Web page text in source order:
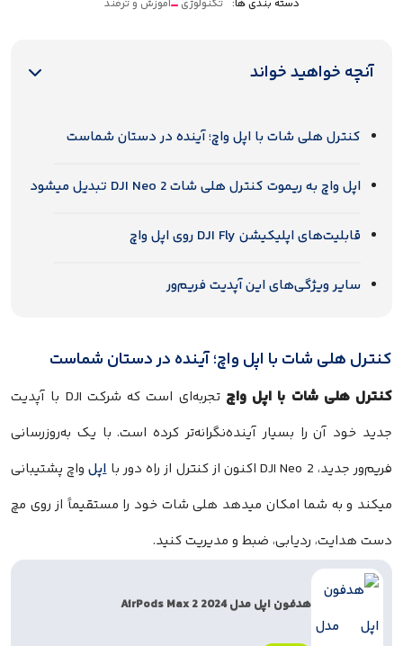
دسته بندی ها: تکنولوژی آموزش و ترفند
آنچه خواهید خواند
کنترل هلی شات با اپل واچ؛ آینده در دستان شماست
اپل واچ به ریموت کنترل هلی شات DJI Neo 2 تبدیل میشود
قابلیت‌های اپلیکیشن DJI Fly روی اپل واچ
سایر ویژگی‌های این آپدیت فریم‌ور
کنترل هلی شات با اپل واچ؛ آینده در دستان شماست
کنترل هلی شات با اپل واچ
تجربه‌ای است که شرکت DJI با آپدیت
جدید خود آن را بسیار آینده‌نگرانه‌تر کرده است. با یک به‌روزرسانی
فریم‌ور جدید، DJI Neo 2 اکنون از کنترل از راه دور با
اپلواچ پشتیبانی
میکند و به شما امکان میدهد هلی شات خود را مستقیماً از روی مچ
دست هدایت، ردیابی، ضبط و مدیریت کنید.
هدفون اپل مدل AirPods Max 2 2024